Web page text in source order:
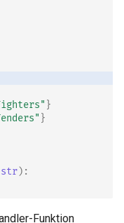
}
}
str):
Funktion